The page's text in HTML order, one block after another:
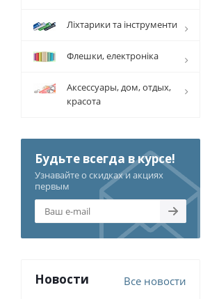
Ліхтарики та інструменти
Флешки, електроніка
Аксессуары, дом, отдых,
красота
Будьте всегда в курсе!
Узнавайте о скидках и акциях
первым
Новости Все новости